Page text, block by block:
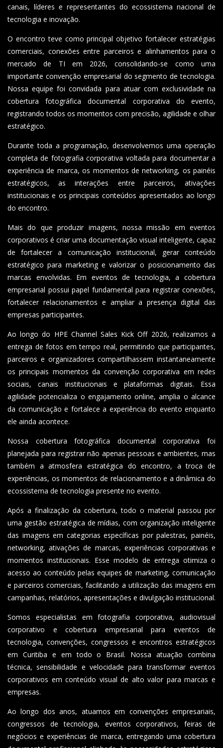
canais, líderes e representantes do ecossistema nacional de
tecnologia e inovação.
O encontro teve como principal objetivo fortalecer estratégias
comerciais, conexões entre parceiros e alinhamentos para o
mercado de TI em 2026, consolidando-se como uma
importante convenção empresarial do segmento de tecnologia.
Nossa equipe foi convidada para atuar com exclusividade na
cobertura fotográfica documental corporativa do evento,
registrando todos os momentos com precisão, agilidade e olhar
estratégico.
Durante toda a programação, desenvolvemos uma operação
completa de fotografia corporativa voltada para documentar a
experiência de marca, os momentos de networking, os painéis
estratégicos, as interações entre parceiros, ativações
institucionais e os principais conteúdos apresentados ao longo
do encontro.
Mais do que produzir imagens, nossa missão em eventos
corporativos é criar uma documentação visual inteligente, capaz
de fortalecer a comunicação institucional, gerar conteúdo
estratégico para marketing e valorizar o posicionamento das
marcas envolvidas. Em eventos de tecnologia, a cobertura
empresarial possui papel fundamental para registrar conexões,
fortalecer relacionamentos e ampliar a presença digital das
empresas participantes.
Ao longo do HPE Channel Sales Kick Off 2026, realizamos a
entrega de fotos em tempo real, permitindo que participantes,
parceiros e organizadores compartilhassem instantaneamente
os principais momentos da convenção corporativa em redes
sociais, canais institucionais e plataformas digitais. Essa
agilidade potencializa o engajamento online, amplia o alcance
da comunicação e fortalece a experiência do evento enquanto
ele ainda acontece.
Nossa cobertura fotográfica documental corporativa foi
planejada para registrar não apenas pessoas e ambientes, mas
também a atmosfera estratégica do encontro, a troca de
experiências, os momentos de relacionamento e a dinâmica do
ecossistema de tecnologia presente no evento.
Após a finalização da cobertura, todo o material passou por
uma gestão estratégica de mídias, com organização inteligente
das imagens em categorias específicas por palestras, painéis,
networking, ativações de marcas, experiências corporativas e
momentos institucionais. Esse modelo de entrega otimiza o
acesso ao conteúdo pelas equipes de marketing, comunicação
e parceiros comerciais, facilitando a utilização das imagens em
campanhas, relatórios, apresentações e divulgação institucional.
Somos especialistas em fotografia corporativa, audiovisual
corporativo e cobertura empresarial para eventos de
tecnologia, convenções, congressos e encontros estratégicos
em Curitiba e em todo o Brasil. Nossa atuação combina
técnica, sensibilidade e velocidade para transformar eventos
corporativos em conteúdo visual de alto valor para marcas e
empresas.
Ao longo dos anos, atuamos em convenções empresariais,
congressos de tecnologia, eventos corporativos, feiras de
negócios e experiências de marca, entregando uma cobertura